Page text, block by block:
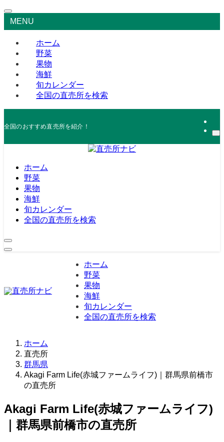
MENU
ホーム
野菜
果物
海鮮
旬カレンダー
全国の直売所を検索
全国のおすすめ直売所を紹介！
ホーム
野菜
果物
海鮮
旬カレンダー
全国の直売所を検索
ホーム
野菜
果物
海鮮
旬カレンダー
全国の直売所を検索
ホーム
直売所
群馬県
Akagi Farm Life(赤城ファームライフ)｜群馬県前橋市
の直売所
Akagi Farm Life(赤城ファームライフ)
｜群馬県前橋市の直売所